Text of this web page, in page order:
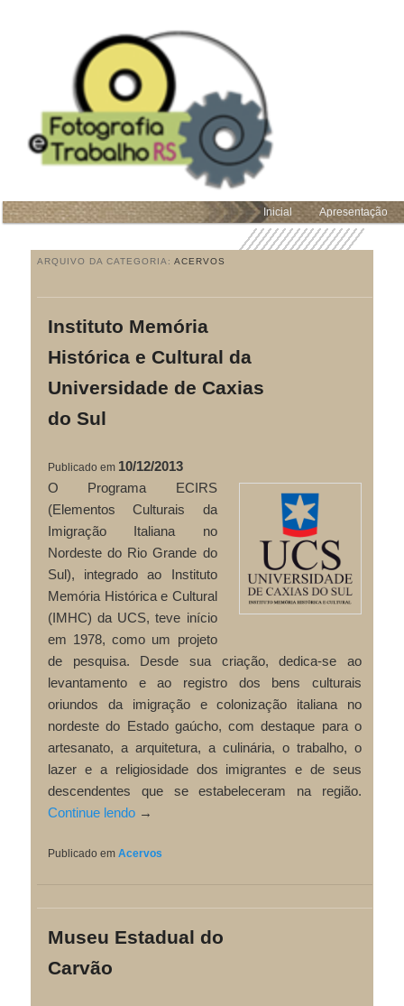
MENU Inicial Apresentação
ARQUIVO DA CATEGORIA:ACERVOS
Instituto Memória
Histórica e Cultural da
Universidade de Caxias
do Sul
Publicado em 10/12/2013
O Programa ECIRS
(Elementos Culturais da
Imigração Italiana no
Nordeste do Rio Grande do
Sul), integrado ao Instituto
Memória Histórica e Cultural
(IMHC) da UCS, teve início
em 1978, como um projeto
de pesquisa. Desde sua criação, dedica-se ao
levantamento e ao registro dos bens culturais
oriundos da imigração e colonização italiana no
nordeste do Estado gaúcho, com destaque para o
artesanato, a arquitetura, a culinária, o trabalho, o
lazer e a religiosidade dos imigrantes e de seus
descendentes que se estabeleceram na região.
Continue lendo →
Publicado em Acervos
Museu Estadual do
Carvão